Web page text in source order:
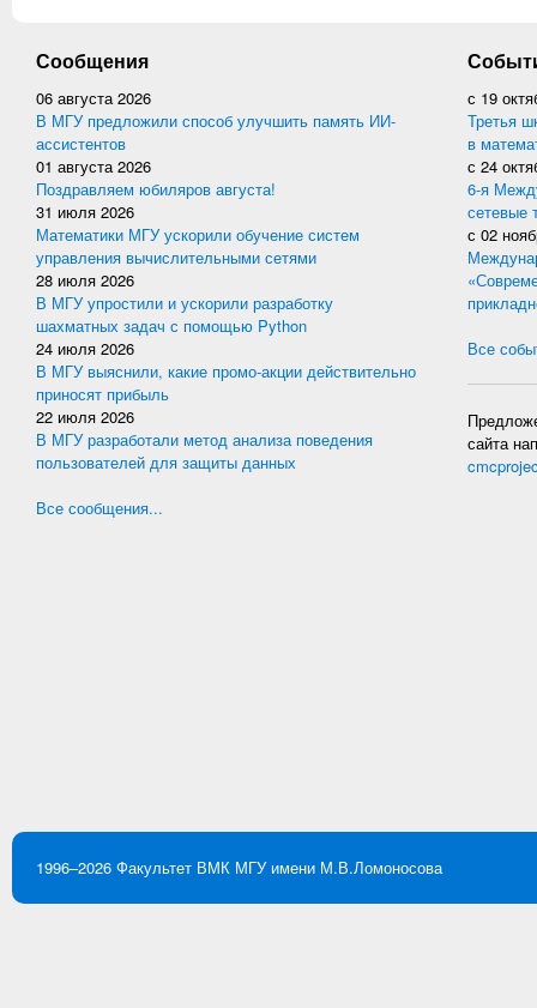
Сообщения
06 августа 2026
В МГУ предложили способ улучшить память ИИ-
ассистентов
01 августа 2026
Поздравляем юбиляров августа!
31 июля 2026
Математики МГУ ускорили обучение систем
управления вычислительными сетями
28 июля 2026
В МГУ упростили и ускорили разработку
шахматных задач с помощью Python
24 июля 2026
В МГУ выяснили, какие промо-акции действительно
приносят прибыль
22 июля 2026
В МГУ разработали метод анализа поведения
пользователей для защиты данных
Все сообщения...
с 19
Третья
в
с 24
6-я
сетевые
с 02
Все
сайта
1996–2026 Факультет ВМК МГУ имени М.В.Ломоносова